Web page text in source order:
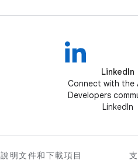
LinkedIn
Connect with the
Developers
LinkedIn
說明文件和下載項目